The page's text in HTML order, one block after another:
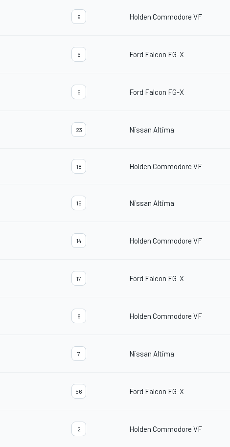
9 Holden Commodore VF
6 Ford Falcon FG-X
5 Ford Falcon FG-X
23 Nissan Altima
18 Holden Commodore VF
15 Nissan Altima
14 Holden Commodore VF
17 Ford Falcon FG-X
8 Holden Commodore VF
7 Nissan Altima
56 Ford Falcon FG-X
2 Holden Commodore VF